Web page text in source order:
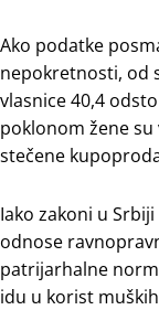
Ako podatke
nepokretnosti, od
vlasnice 40,4
poklonom žene su
stečene
Iako zakoni u
odnose
patrijarhalne
idu u korist